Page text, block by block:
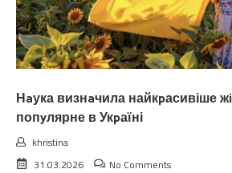
Нaука визнaчила найкpасивіше
попyлярне в Укpаїні
khristina
31.03.2026
No Comments